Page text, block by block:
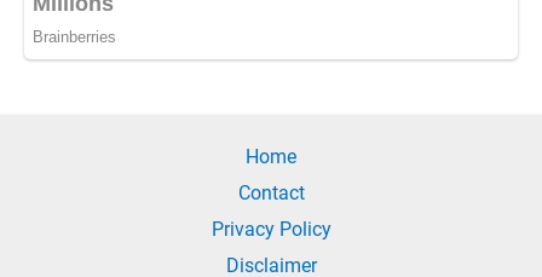
Home
Contact
Privacy Policy
Disclaimer